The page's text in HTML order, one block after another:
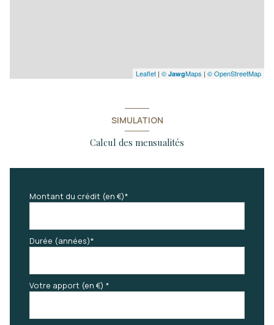
Leaflet | © JawgMaps | © OpenStreetMap
SIMULATION
Calcul des mensualités
Montant du crédit (en €)*
Durée (années)*
Votre apport (en €) *